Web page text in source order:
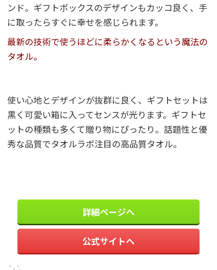
ンド。ギフトボックスのデザインもカッコ良く、手
に取ったらすぐに幸せを感じられます。
最新の技術で使うほどに柔らかくなるという魔法の
タオル。
使い心地とデザインが抜群に良く、ギフトセットは
黒く可愛い箱に入ってセンスが光ります。ギフトセ
ットの種類も多くて贈り物にぴったり。話題性と優
秀な品質でタオルラボ注目の高品質タオル。
詳細ページへ
公式サイトへ